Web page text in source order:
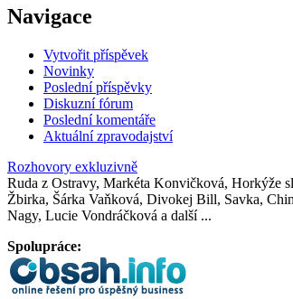
Navigace
Vytvořit příspěvek
Novinky
Poslední příspěvky
Diskuzní fórum
Poslední komentáře
Aktuální zpravodajství
Rozhovory exkluzivně
Ruda z Ostravy, Markéta Konvičková, Horkýže
Žbirka, Šárka Vaňková, Divokej Bill, Savka,
Nagy, Lucie Vondráčková a další ...
Spolupráce: